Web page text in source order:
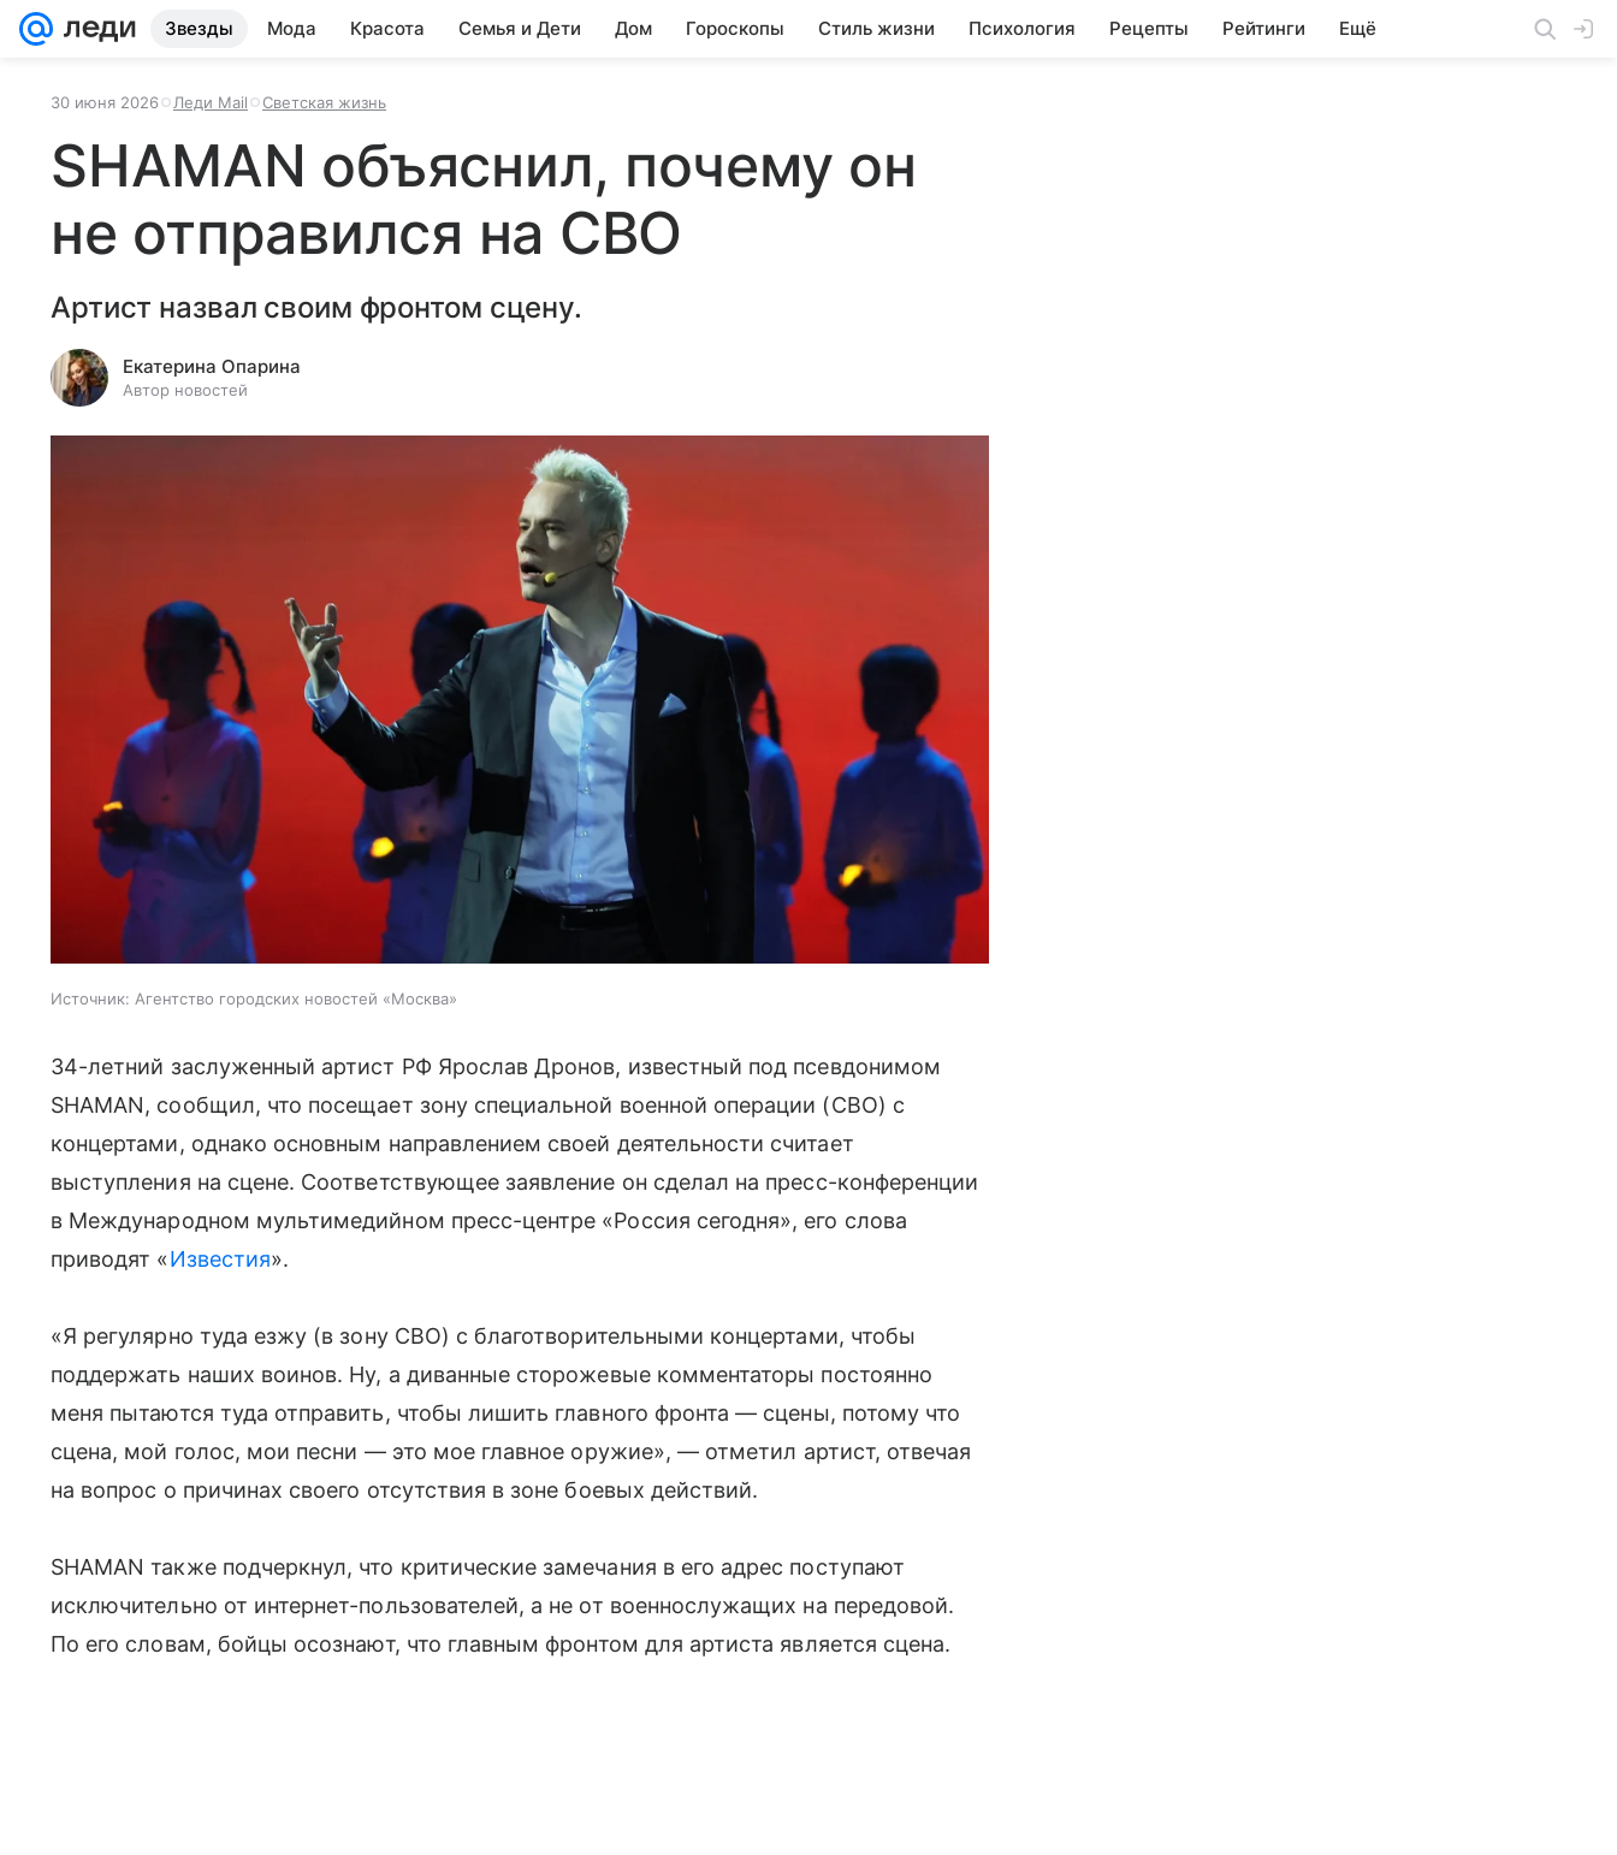
Звезды Мода Красота Семья и Дети Дом Гороскопы Стиль жизни Психология Рецепты Рейтинги Ещё
30 июня 2026 Леди Mail Светская жизнь
SHAMAN объяснил, почему он
не отправился на СВО
Артист назвал своим фронтом сцену.
Екатерина Опарина
Автор новостей
Источник: Агентство городских новостей «Москва»
34-летний заслуженный артист РФ Ярослав Дронов, известный под псевдонимом
SHAMAN, сообщил, что посещает зону специальной военной операции (СВО) с
концертами, однако основным направлением своей деятельности считает
выступления на сцене. Соответствующее заявление он сделал на пресс-конференции
в Международном мультимедийном пресс-центре «Россия сегодня», его слова
приводят «Известия».
«Я регулярно туда езжу (в зону СВО) с благотворительными концертами, чтобы
поддержать наших воинов. Ну, а диванные сторожевые комментаторы постоянно
меня пытаются туда отправить, чтобы лишить главного фронта — сцены, потому что
сцена, мой голос, мои песни — это мое главное оружие», — отметил артист, отвечая
на вопрос о причинах своего отсутствия в зоне боевых действий.
SHAMAN также подчеркнул, что критические замечания в его адрес поступают
исключительно от интернет-пользователей, а не от военнослужащих на передовой.
По его словам, бойцы осознают, что главным фронтом для артиста является сцена.